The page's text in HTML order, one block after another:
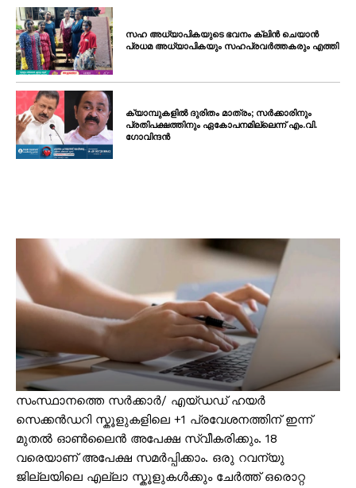
സഹ അധ്യാപികയുടെ ഭവനം ക്ലിൻ ചെയാൻ
പ്രധമ അധ്യാപികയും സഹപ്രവർത്തകരും എത്തി
ക്യാമ്പുകളിൽ ദുരിതം മാത്രം; സർക്കാരിനും
പ്രതിപക്ഷത്തിനും ഏകോപനമില്ലെന്ന് എം.വി.
ഗോവിന്ദൻ
സംസ്ഥാനത്തെ സർക്കാർ/ എയ്ഡഡ് ഹയർ
സെക്കൻഡറി സ്കൂളുകളിലെ +1 പ്രവേശനത്തിന് ഇന്ന്
മുതൽ ഓൺലൈൻ അപേക്ഷ സ്വീകരിക്കും. 18
വരെയാണ് അപേക്ഷ സമർപ്പിക്കാം. ഒരു റവന്യു
ജില്ലയിലെ എല്ലാ സ്കൂളുകൾക്കും ചേർത്ത് ഒരൊറ്റ